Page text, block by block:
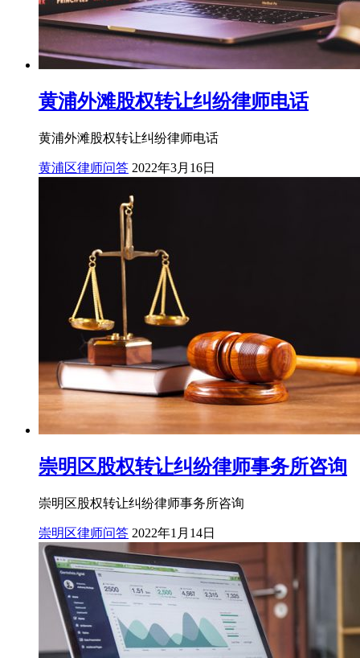
黄浦外滩股权转让纠纷律师电话
黄浦外滩股权转让纠纷律师电话
黄浦区律师问答 2022年3月16日
崇明区股权转让纠纷律师事务所咨询
崇明区股权转让纠纷律师事务所咨询
崇明区律师问答 2022年1月14日